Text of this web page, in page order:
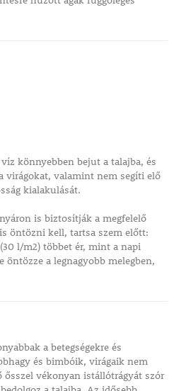
könnyebben bejut a talajba, és
virágokat, valamint nem segíti elő
kialakulását.
is biztosítják a megfelelő
öntözni kell, tartsa szem előtt:
l/m2) többet ér, mint a napi
öntözze a legnagyobb melegben,
a betegségekre és
és bimbóik, virágaik nem
ősszel vékonyan istállótrágyát szór